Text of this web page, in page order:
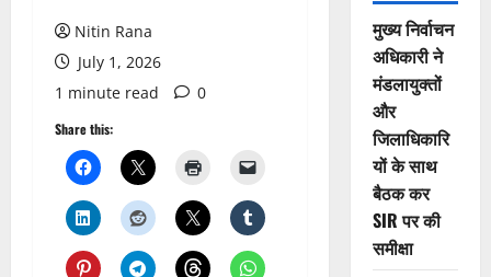
Nitin Rana
July 1, 2026
1 minute read
0
Share this:
मुख्य निर्वाचन
अधिकारी ने
मंडलायुक्तों
और
जिलाधिकारि
यों के साथ
बैठक कर
SIR पर की
समीक्षा